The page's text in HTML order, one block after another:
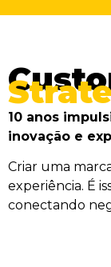
10 anos
inovação e
Criar uma
experiência. É
conectando